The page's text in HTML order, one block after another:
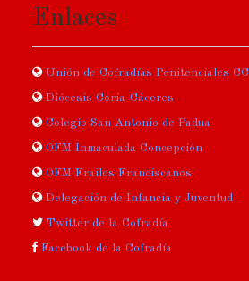
Enlaces
Unión de Cofradías Penitenciales CC
Diócesis Coria-Cáceres
Colegio San Antonio de Padua
OFM Inmaculada Concepción
OFM Frailes Franciscanos
Delegación de Infancia y Juventud
Twitter de la Cofradía
Facebook de la Cofradía